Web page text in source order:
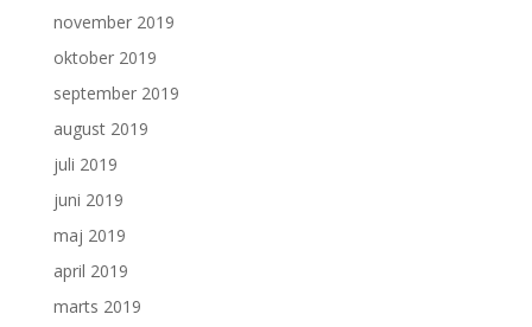
november 2019
oktober 2019
september 2019
august 2019
juli 2019
juni 2019
maj 2019
april 2019
marts 2019